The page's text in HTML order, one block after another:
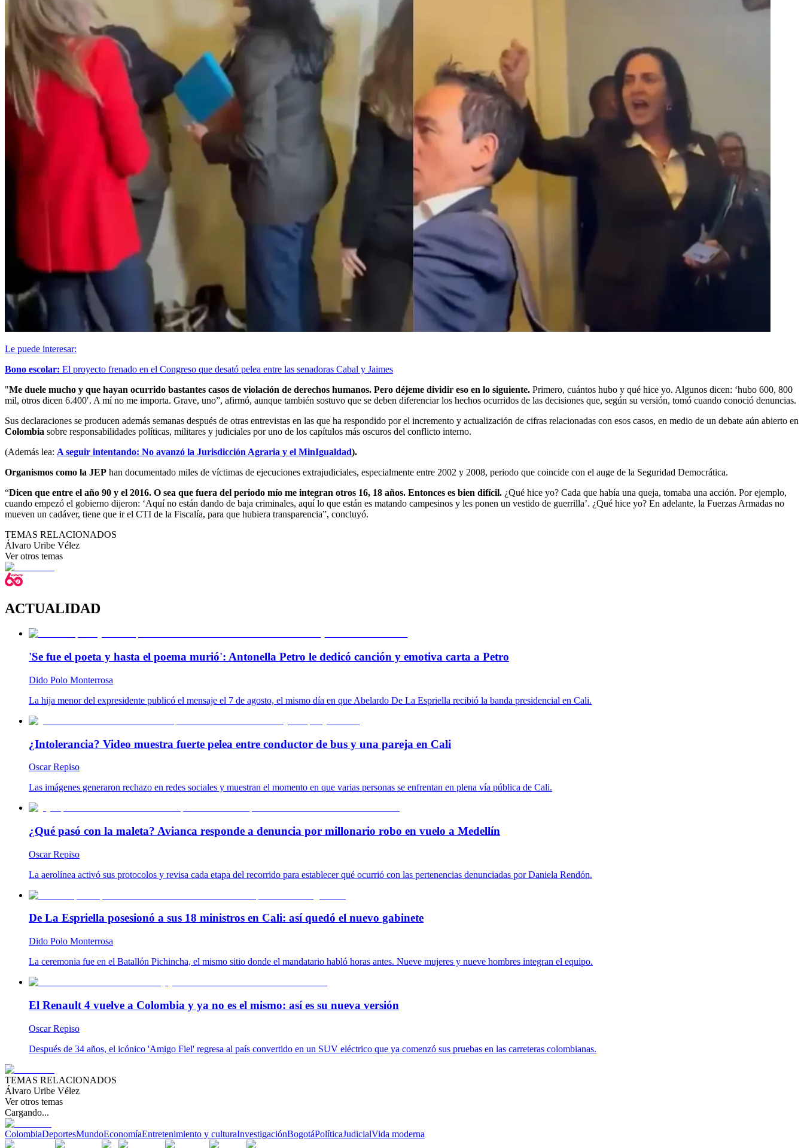
Le puede interesar:
Bono escolar: El proyecto frenado en el Congreso que desató pelea entre las senadoras Cabal y Jaimes
"Me duele mucho y que hayan ocurrido bastantes casos de violación de derechos humanos. Pero déjeme dividir eso en lo siguiente. Primero, cuántos hubo y qué hice yo. Algunos dicen: ‘hubo 600, 800
mil, otros dicen 6.400′. A mí no me importa. Grave, uno”, afirmó, aunque también sostuvo que se deben diferenciar los hechos ocurridos de las decisiones que, según su versión, tomó cuando conoció denuncias.
Sus declaraciones se producen además semanas después de otras entrevistas en las que ha respondido por el incremento y actualización de cifras relacionadas con esos casos, en medio de un debate aún abierto en
Colombia sobre responsabilidades políticas, militares y judiciales por uno de los capítulos más oscuros del conflicto interno.
(Además lea: A seguir intentando: No avanzó la Jurisdicción Agraria y el MinIgualdad).
Organismos como la JEP han documentado miles de víctimas de ejecuciones extrajudiciales, especialmente entre 2002 y 2008, periodo que coincide con el auge de la Seguridad Democrática.
“Dicen que entre el año 90 y el 2016. O sea que fuera del periodo mío me integran otros 16, 18 años. Entonces es bien difícil. ¿Qué hice yo? Cada que había una queja, tomaba una acción. Por ejemplo,
cuando empezó el gobierno dijeron: ‘Aquí no están dando de baja criminales, aquí lo que están es matando campesinos y les ponen un vestido de guerrilla’. ¿Qué hice yo? En adelante, la Fuerzas Armadas no
mueven un cadáver, tiene que ir el CTI de la Fiscalía, para que hubiera transparencia”, concluyó.
TEMAS RELACIONADOS
Álvaro Uribe Vélez
Ver otros temas
ACTUALIDAD
'Se fue el poeta y hasta el poema murió': Antonella Petro le dedicó canción y emotiva carta a Petro
Dido Polo Monterrosa
La hija menor del expresidente publicó el mensaje el 7 de agosto, el mismo día en que Abelardo De La Espriella recibió la banda presidencial en Cali.
¿Intolerancia? Video muestra fuerte pelea entre conductor de bus y una pareja en Cali
Oscar Repiso
Las imágenes generaron rechazo en redes sociales y muestran el momento en que varias personas se enfrentan en plena vía pública de Cali.
¿Qué pasó con la maleta? Avianca responde a denuncia por millonario robo en vuelo a Medellín
Oscar Repiso
La aerolínea activó sus protocolos y revisa cada etapa del recorrido para establecer qué ocurrió con las pertenencias denunciadas por Daniela Rendón.
De La Espriella posesionó a sus 18 ministros en Cali: así quedó el nuevo gabinete
Dido Polo Monterrosa
La ceremonia fue en el Batallón Pichincha, el mismo sitio donde el mandatario habló horas antes. Nueve mujeres y nueve hombres integran el equipo.
El Renault 4 vuelve a Colombia y ya no es el mismo: así es su nueva versión
Oscar Repiso
Después de 34 años, el icónico 'Amigo Fiel' regresa al país convertido en un SUV eléctrico que ya comenzó sus pruebas en las carreteras colombianas.
TEMAS RELACIONADOS
Álvaro Uribe Vélez
Ver otros temas
Cargando...
ColombiaDeportesMundoEconomíaEntretenimiento y culturaInvestigaciónBogotáPolíticaJudicialVida moderna